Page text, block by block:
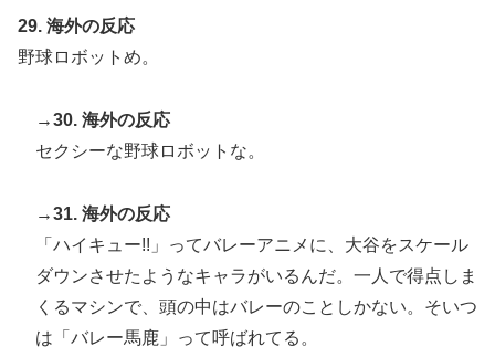
29. 海外の反応
野球ロボットめ。
→30. 海外の反応
セクシーな野球ロボットな。
→31. 海外の反応
「ハイキュー!!」ってバレーアニメに、大谷をスケール
ダウンさせたようなキャラがいるんだ。一人で得点しま
くるマシンで、頭の中はバレーのことしかない。そいつ
は「バレー馬鹿」って呼ばれてる。